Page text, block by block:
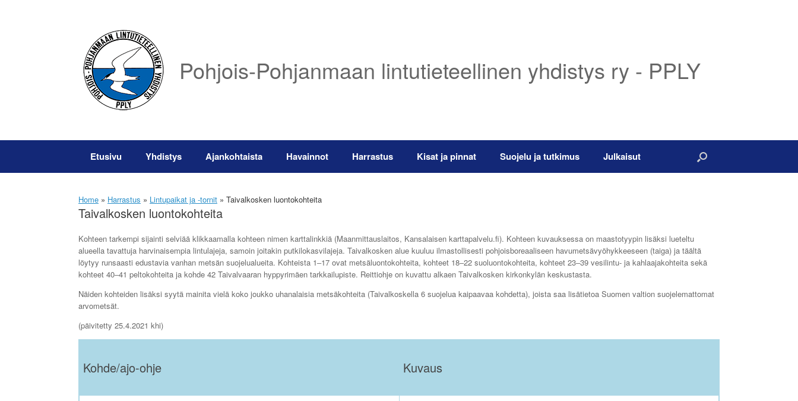
Pohjois-Pohjanmaan lintutieteellinen yhdistys ry - PPLY
Etusivu Yhdistys Ajankohtaista Havainnot Harrastus Kisat ja pinnat Suojelu ja tutkimus Julkaisut
Home » Harrastus » Lintupaikat ja -tornit » Taivalkosken luontokohteita
Taivalkosken luontokohteita
Kohteen tarkempi sijainti selviää klikkaamalla kohteen nimen karttalinkkiä (Maanmittauslaitos, Kansalaisen karttapalvelu.fi). Kohteen kuvauksessa on maastotyypin lisäksi lueteltu
alueella tavattuja harvinaisempia lintulajeja, samoin joitakin putkilokasvilajeja. Taivalkosken alue kuuluu ilmastollisesti pohjoisboreaaliseen havumetsävyöhykkeeseen (taiga) ja täältä
löytyy runsaasti edustavia vanhan metsän suojelualueita. Kohteista 1‒17 ovat metsäluontokohteita, kohteet 18‒22 suoluontokohteita, kohteet 23‒39 vesilintu- ja kahlaajakohteita sekä
kohteet 40‒41 peltokohteita ja kohde 42 Taivalvaaran hyppyrimäen tarkkailupiste. Reittiohje on kuvattu alkaen Taivalkosken kirkonkylän keskustasta.
Näiden kohteiden lisäksi syytä mainita vielä koko joukko uhanalaisia metsäkohteita (Taivalkoskella 6 suojelua kaipaavaa kohdetta), joista saa lisätietoa Suomen valtion suojelemattomat
arvometsät.
(päivitetty 25.4.2021 khi)
Kohde/ajo-ohje Kuvaus